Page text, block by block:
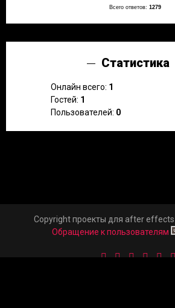
Всего ответов: 1279
Статистика
Онлайн всего: 1
Гостей: 1
Пользователей: 0
Copyright проекты для after
Обращение к пользователям